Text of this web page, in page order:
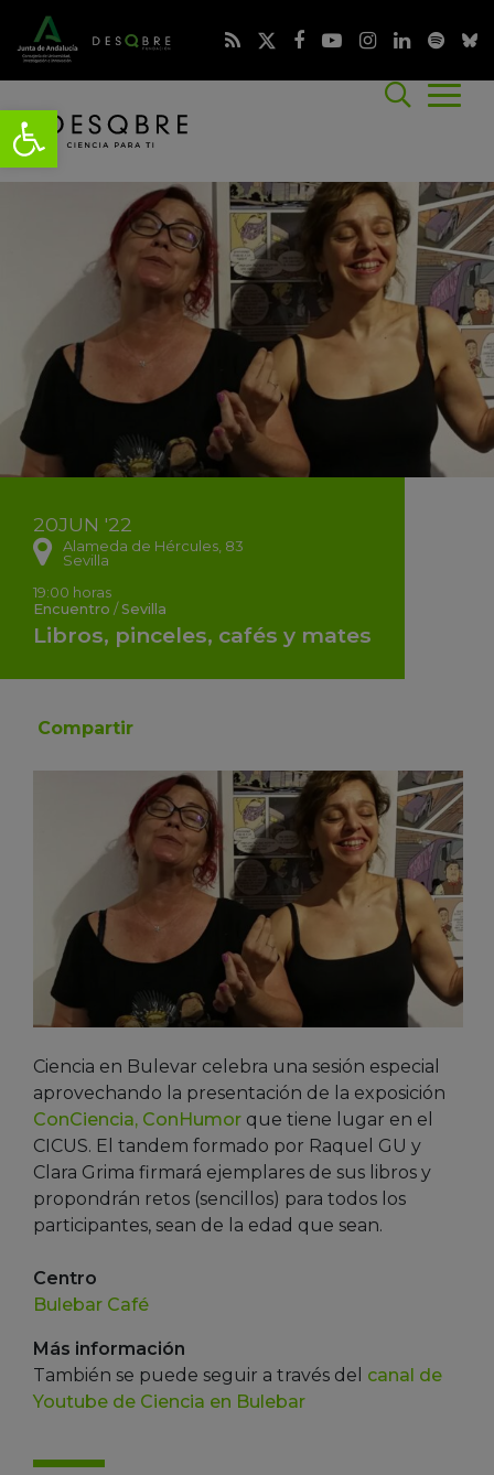
20JUN '22
Alameda de Hércules, 83
Sevilla
19:00 horas
Encuentro / Sevilla
Libros, pinceles, cafés y mates
Compartir
Ciencia en Bulevar celebra una sesión especial
aprovechando la presentación de la exposición
ConCiencia, ConHumor que tiene lugar en el
CICUS. El tandem formado por Raquel GU y
Clara Grima firmará ejemplares de sus libros y
propondrán retos (sencillos) para todos los
participantes, sean de la edad que sean.
Centro
Bulebar Café
Más información
También se puede seguir a través del canal de
Youtube de Ciencia en Bulebar